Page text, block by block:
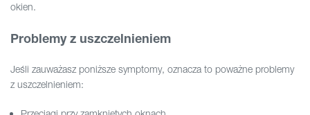
okien.
Problemy z uszczelnieniem
Jeśli zauważasz poniższe symptomy, oznacza to poważne problemy
z uszczelnieniem: